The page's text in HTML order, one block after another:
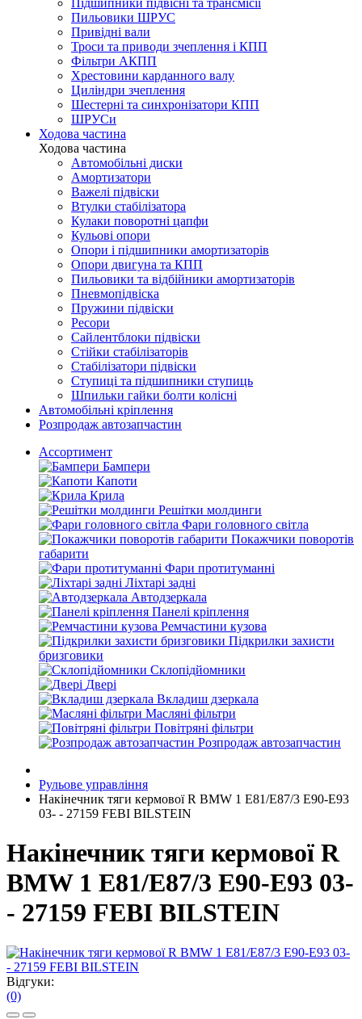
Підшипники підвісні та трансмісії
Пильовики ШРУС
Привідні вали
Троси та приводи зчеплення і КПП
Фільтри АКПП
Хрестовини карданного валу
Циліндри зчеплення
Шестерні та синхронізатори КПП
ШРУСи
Ходова частина
Ходова частина
Автомобільні диски
Амортизатори
Важелі підвіски
Втулки стабілізатора
Кулаки поворотні цапфи
Кульові опори
Опори і підшипники амортизаторів
Опори двигуна та КПП
Пильовики та відбійники амортизаторів
Пневмопідвіска
Пружини підвіски
Ресори
Сайлентблоки підвіски
Стійки стабілізаторів
Стабілізатори підвіски
Ступиці та підшипники ступиць
Шпильки гайки болти колісні
Автомобільні кріплення
Розпродаж автозапчастин
Ассортимент
Бампери
Капоти
Крила
Решітки молдинги
Фари головного світла
Покажчики поворотів
габарити
Фари протитуманні
Ліхтарі задні
Автодзеркала
Панелі кріплення
Ремчастини кузова
Підкрилки захисти
бризговики
Склопідйомники
Двері
Вкладиш дзеркала
Масляні фільтри
Повітряні фільтри
Розпродаж автозапчастин
Рульове управління
Накінечник тяги кермової R BMW 1 Е81/E87/3 E90-E93
03- - 27159 FEBI BILSTEIN
Накінечник тяги кермової R
BMW 1 Е81/E87/3 E90-E93 03-
- 27159 FEBI BILSTEIN
Відгуки:
(0)